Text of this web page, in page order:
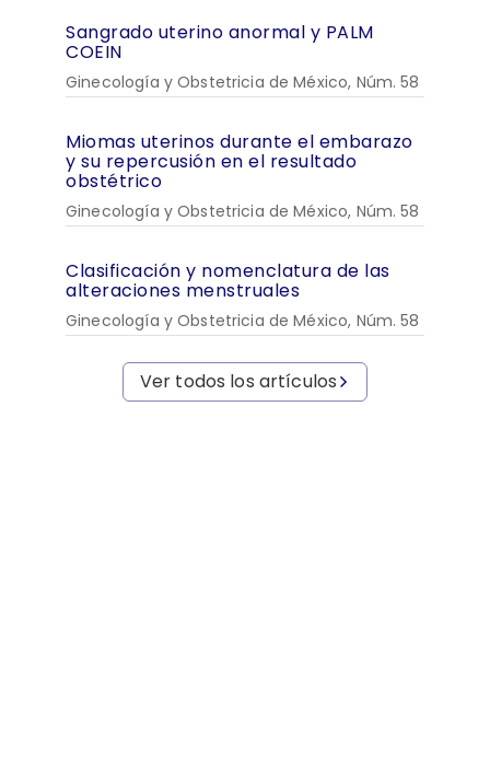
Sangrado uterino anormal y PALM
COEIN
Ginecología y Obstetricia de México, Núm. 58
Miomas uterinos durante el embarazo
y su repercusión en el resultado
obstétrico
Ginecología y Obstetricia de México, Núm. 58
Clasificación y nomenclatura de las
alteraciones menstruales
Ginecología y Obstetricia de México, Núm. 58
Ver todos los artículos